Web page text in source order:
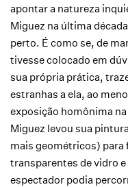
apontar a natureza
Miguez na última
perto. É como se, de
tivesse colocado em
sua própria prática,
estranhas a ela, ao
exposição homônima
Miguez levou sua
mais geométricos) para
transparentes de vidro
espectador podia